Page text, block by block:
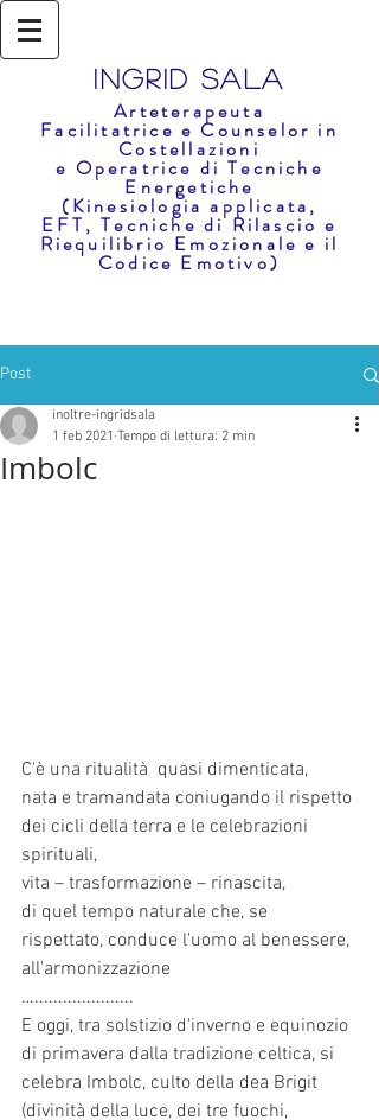
Ingrid Sala
Arteterapeuta
Facilitatrice e Counselor in
Costellazioni
e Operatrice di Tecniche
Energetiche
(Kinesiologia applicata,
EFT, Tecniche di Rilascio e
Riequilibrio Emozionale e il
Codice Emotivo)
Post
Imbolc
inoltre-ingridsala
1 feb 2021 Tempo di lettura: 2 min
C'è una ritualità  quasi dimenticata,
nata e tramandata coniugando il rispetto
dei cicli della terra e le celebrazioni
spirituali,
vita – trasformazione – rinascita,
di quel tempo naturale che, se
rispettato, conduce l'uomo al benessere,
all'armonizzazione
….....................
E oggi, tra solstizio d'inverno e equinozio
di primavera dalla tradizione celtica, si
celebra Imbolc, culto della dea Brigit
(divinità della luce, dei tre fuochi,